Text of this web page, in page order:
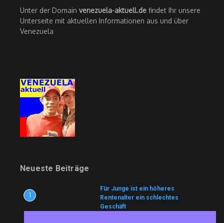
Unter der Domain venezuela-aktuell.de findet Ihr unsere
Unterseite mit aktuellen Informationen aus und über
Venezuela
Neueste Beiträge
1
Für Junge ist ein höheres
Rentenalter ein schlechtes
Geschäft